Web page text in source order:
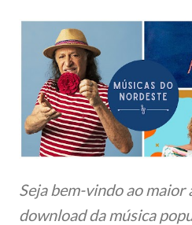
Pular para o
Seja bem-vindo ao maior
download da música